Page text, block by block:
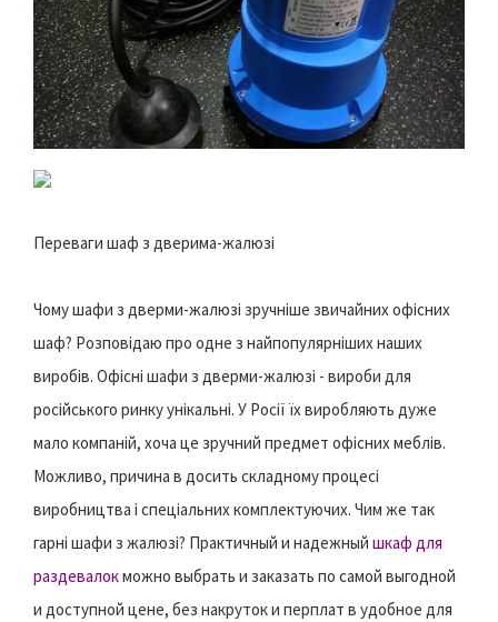
Переваги шаф з дверима-жалюзі
Чому шафи з дверми-жалюзі зручніше звичайних офісних
шаф? Розповідаю про одне з найпопулярніших наших
виробів. Офісні шафи з дверми-жалюзі - вироби для
російського ринку унікальні. У Росії їх виробляють дуже
мало компаній, хоча це зручний предмет офісних меблів.
Можливо, причина в досить складному процесі
виробництва і спеціальних комплектуючих. Чим же так
гарні шафи з жалюзі? Практичный и надежный шкаф для
раздевалокможно выбрать и заказать по самой выгодной
и доступной цене, без накруток и перплат в удобное для